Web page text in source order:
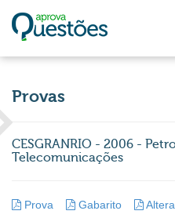
Provas
CESGRANRIO - 2006 -
Telecomunicações
Prova Gabarito